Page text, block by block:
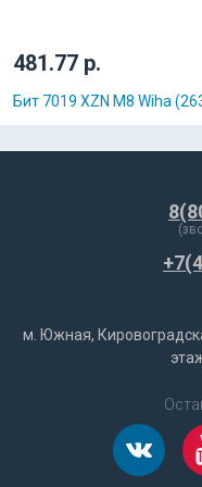
481.77 р.
Бит 7019 XZN M8 Wiha
м. Южная,